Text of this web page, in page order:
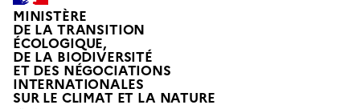
MINISTÈRE
DE LA TRANSITION
ÉCOLOGIQUE,
DE LA BIODIVERSITÉ
ET DES NÉGOCIATIONS
INTERNATIONALES
SUR LE CLIMAT ET LA NATUREL